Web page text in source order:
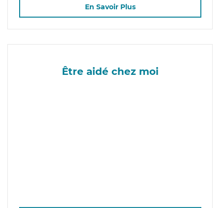
En Savoir Plus
Être aidé chez moi